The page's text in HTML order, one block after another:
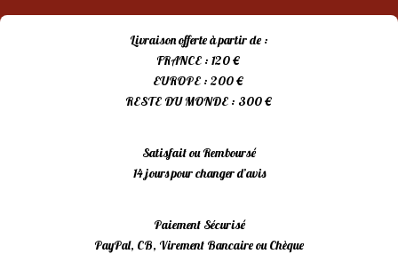
Livraison offerte à partir de :
FRANCE : 120 €
EUROPE : 200 €
RESTE DU MONDE : 300 €
Satisfait ou Remboursé
14 jours pour changer d’avis
Paiement Sécurisé
PayPal, CB, Virement Bancaire ou Chèque